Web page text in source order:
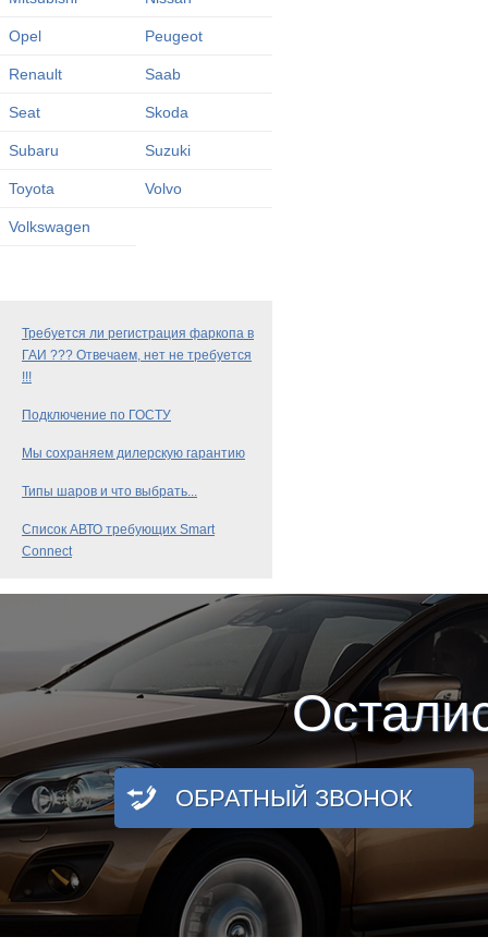
Opel Peugeot
Renault Saab
Seat Skoda
Subaru Suzuki
Toyota Volvo
Volkswagen
Требуется ли регистрация фаркопа в
ГАИ ??? Отвечаем, нет не требуется
!!!
Подключение по ГОСТУ
Мы сохраняем дилерскую гарантию
Типы шаров и что выбрать...
Список АВТО требующих Smart
Connect
ОБРАТНЫЙ ЗВОНОК